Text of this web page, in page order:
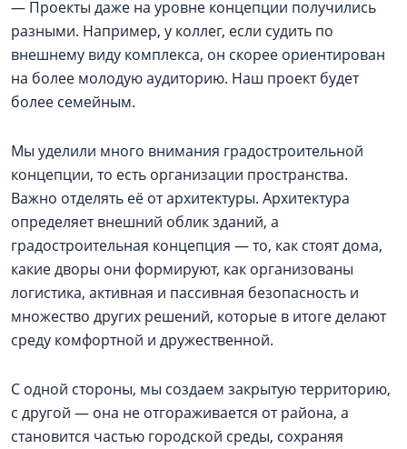
— Проекты даже на уровне концепции получились
разными. Например, у коллег, если судить по
внешнему виду комплекса, он скорее ориентирован
на более молодую аудиторию. Наш проект будет
более семейным.
Мы уделили много внимания градостроительной
концепции, то есть организации пространства.
Важно отделять её от архитектуры. Архитектура
определяет внешний облик зданий, а
градостроительная концепция — то, как стоят дома,
какие дворы они формируют, как организованы
логистика, активная и пассивная безопасность и
множество других решений, которые в итоге делают
среду комфортной и дружественной.
С одной стороны, мы создаем закрытую территорию,
с другой — она не отгораживается от района, а
становится частью городской среды, сохраняя